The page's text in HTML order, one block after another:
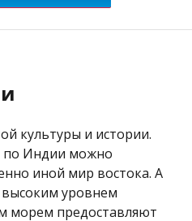
культуры и истории.
по Индии можно
иной мир востока. А
уровнем
морем предоставляют